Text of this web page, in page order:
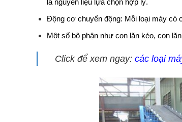
Động cơ chuyển động: Mỗi loại máy có
Một số bộ phận như con lăn kéo, con
Click để xem ngay: các loại